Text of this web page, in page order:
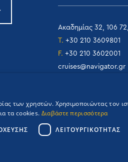
Ακαδημίας 32, 106
T. +30 210 3609801
F. +30 210 3602001
cruises@navigator.gr
των χρηστών. Χρησιμοποιώντας τον
τα cookies. Διαβάστε περισσότερα
ΛΕΙΤΟΥΡΓΙΚΌΤΗΤΑΣ